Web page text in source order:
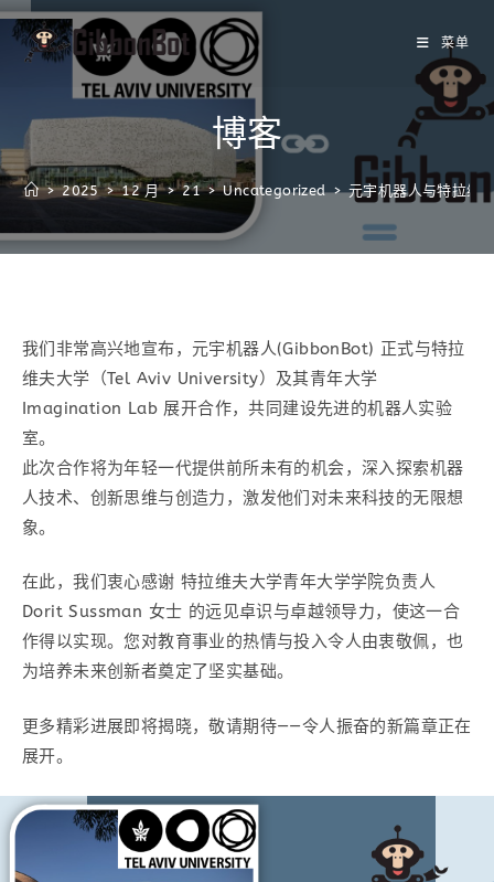
菜单
博客
> 2025 > 12 月 > 21 > Uncategorized > 元宇机器人与特拉维
我们非常高兴地宣布，元宇机器人(GibbonBot) 正式与特拉
维夫大学（Tel Aviv University）及其青年大学
Imagination Lab 展开合作，共同建设先进的机器人实验
室。
此次合作将为年轻一代提供前所未有的机会，深入探索机器
人技术、创新思维与创造力，激发他们对未来科技的无限想
象。
在此，我们衷心感谢 特拉维夫大学青年大学学院负责人
Dorit Sussman 女士 的远见卓识与卓越领导力，使这一合
作得以实现。您对教育事业的热情与投入令人由衷敬佩，也
为培养未来创新者奠定了坚实基础。
更多精彩进展即将揭晓，敬请期待——令人振奋的新篇章正在
展开。